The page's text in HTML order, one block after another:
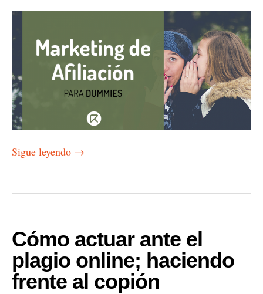
Sigue leyendo →
Cómo actuar ante el
plagio online; haciendo
frente al copión